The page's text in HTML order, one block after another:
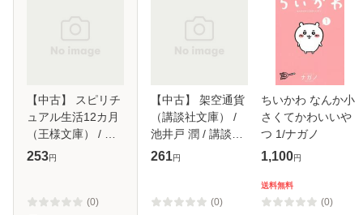
【中古】 スピリチ
ュアル生活12カ月
（王様文庫） / 江
原 啓之 / 三笠書房
253円
(0)
【中古】 架空通貨
（講談社文庫） /
池井戸 潤 / 講談社
[文庫]【メール便送
261円
(0)
ちいかわ なんか小
さくてかわいいや
つ 1/ナガノ
1,100円
送料無料
(0)